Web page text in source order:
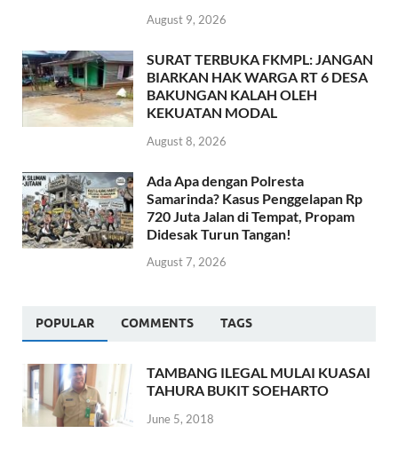
August 9, 2026
SURAT TERBUKA FKMPL: JANGAN
BIARKAN HAK WARGA RT 6 DESA
BAKUNGAN KALAH OLEH
KEKUATAN MODAL
August 8, 2026
Ada Apa dengan Polresta
Samarinda? Kasus Penggelapan Rp
720 Juta Jalan di Tempat, Propam
Didesak Turun Tangan!
August 7, 2026
POPULAR COMMENTS TAGS
TAMBANG ILEGAL MULAI KUASAI
TAHURA BUKIT SOEHARTO
June 5, 2018